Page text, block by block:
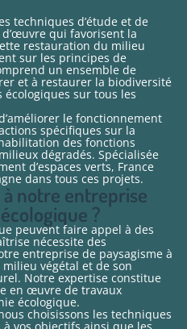
techniques d’étude et de
qui favorisent la
restauration du milieu
sur les principes de
un ensemble de
et à restaurer la biodiversité
sur tous les
le fonctionnement
spécifiques sur la
des fonctions
dégradés. Spécialisée
d’espaces verts, France
dans tous ces projets.
notre entreprise
?
peuvent faire appel à des
nécessite des
entreprise de paysagisme à
végétal et de son
Notre expertise constitue
en œuvre de travaux
écologique.
choisissons les techniques